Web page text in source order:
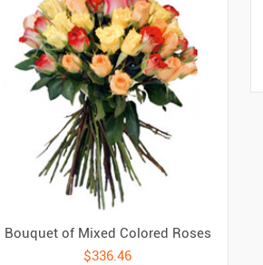
Bouquet of Mixed Colored Roses
$336.46